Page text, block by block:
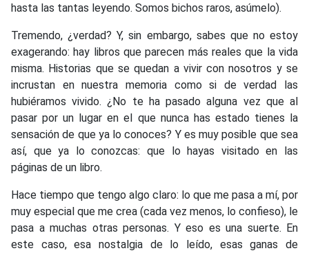
hasta las tantas leyendo. Somos bichos raros, asúmelo).
Tremendo, ¿verdad? Y, sin embargo, sabes que no estoy
exagerando: hay libros que parecen más reales que la vida
misma. Historias que se quedan a vivir con nosotros y se
incrustan en nuestra memoria como si de verdad las
hubiéramos vivido. ¿No te ha pasado alguna vez que al
pasar por un lugar en el que nunca has estado tienes la
sensación de que ya lo conoces? Y es muy posible que sea
así, que ya lo conozcas: que lo hayas visitado en las
páginas de un libro.
Hace tiempo que tengo algo claro: lo que me pasa a mí, por
muy especial que me crea (cada vez menos, lo confieso), le
pasa a muchas otras personas. Y eso es una suerte. En
este caso, esa nostalgia de lo leído, esas ganas de